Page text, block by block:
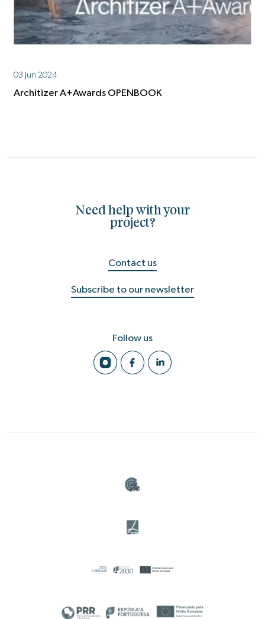
03 Jun 2024
Architizer A+Awards OPENBOOK
Need help with your
project?
Contact us
Subscribe to our newsletter
Follow us